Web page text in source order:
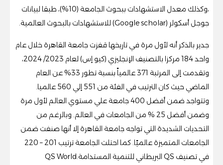
،وكذلك معدل الاستشهادات ببحوث الجامعة (10%)، طبقا لبيانات
جوجل أسكولر (Google scholar) للاستشهادات بالبحوث العالمية.
جدير بالذكر أنه لأول مرة في تاريخها قفزت جامعة القاهرة خلال عام
واحد 184 مركزا بالتصنيف الإنجليزي (كيو إس) لعام 2023/ 2024،
وتقدمت إلى المرتبة 371 عالمياً بنسبة تطور 33% عن العام
الماضي حيث كان الترتيب في الفئة من 551 إلي 560 عالميا.
وتتواجد ضمن أفضل 400 جامعة علي مستوي العالم لأول مرة
وضمن أفضل 25 % من الجامعات في العالم. وبالرغم من
التحديات الشديدة التي تواجه جامعة القاهرة إلا أنها صنفت ضمن
الجامعات المتميزة عالميًا. كما احتلت الجامعة ترتيب 201 – 220
في تصنيف QS البريطاني للتنمية المستدامة.QS World